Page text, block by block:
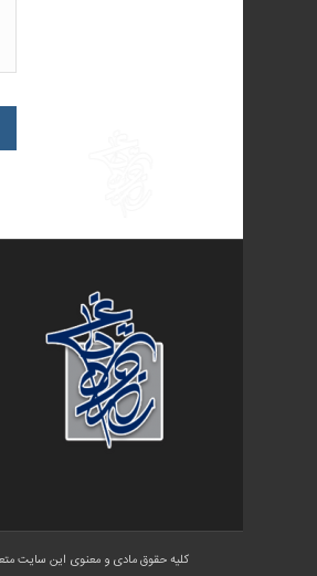
کلیه حقوق مادی و معنوی این سایت